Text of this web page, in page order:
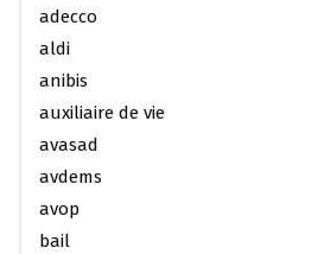
adecco
aldi
anibis
auxiliaire de vie
avasad
avdems
avop
bail